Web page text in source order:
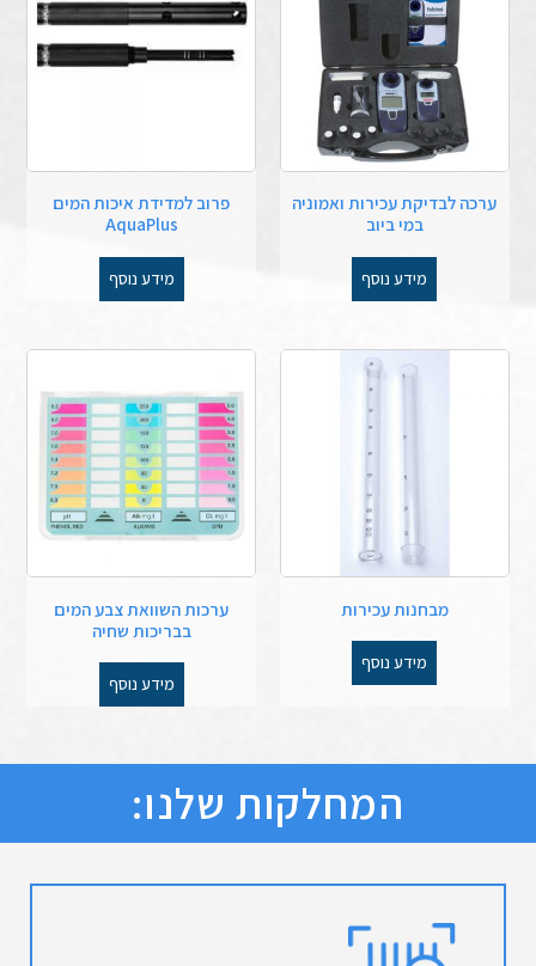
ערכה לבדיקת עכירות ואמוניה
במי ביוב
מידע נוסף
פרוב למדידת איכות המים
AquaPlus
מידע נוסף
מבחנות עכירות
מידע נוסף
ערכות השוואת צבע המים
בבריכות שחיה
מידע נוסף
המחלקות שלנו: